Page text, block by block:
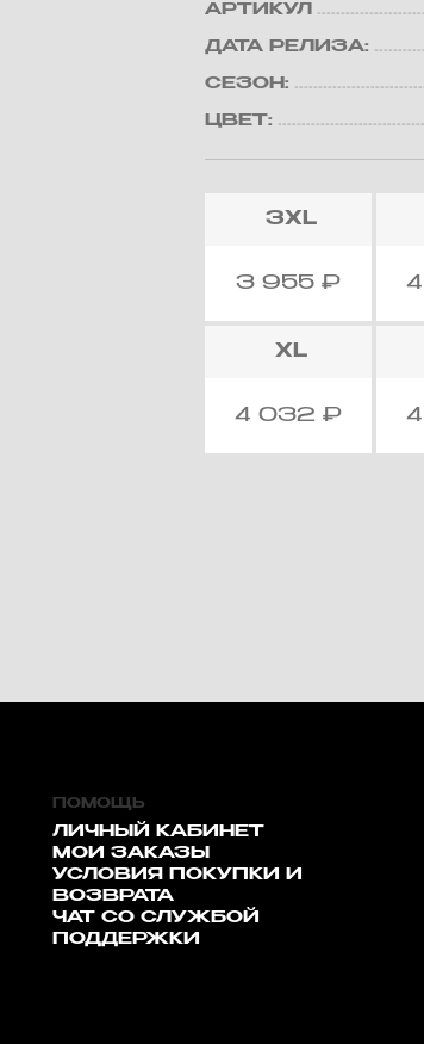
АРТИКУЛ
ДАТА РЕЛИЗА:
СЕЗОН:
ЦВЕТ:
3XL
3 955₽
XL
4 032₽
ПОМОЩЬ
ЛИЧНЫЙ КАБИНЕТ
МОИ ЗАКАЗЫ
УСЛОВИЯ ПОКУПКИ И
ВОЗВРАТА
ЧАТ СО СЛУЖБОЙ
ПОДДЕРЖКИ